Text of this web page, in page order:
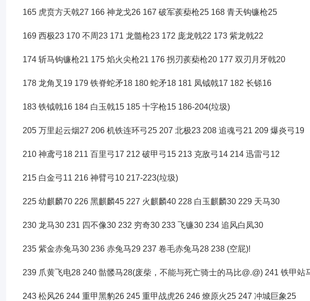
165 虎贲方天戟27 166 神龙戈26 167 破军蒺蔾枪25 168 青天钩镰枪25
169 西极23 170 不周23 171 龙髓枪23 172 庞龙戟22 173 紫龙戟22
174 斩马钩镰枪21 175 焰火尖枪21 176 拐刃蒺蔾枪20 177 双刃月牙戟20
178 龙角叉19 179 铁脊蛇矛18 180 蛇矛18 181 凤钺戟17 182 长铩16
183 铁钺戟16 184 白玉戟15 185 十字枪15 186-204(垃圾)
205 万里起云烟27 206 机铁连环弓25 207 北极23 208 追魂弓21 209 爆炎弓19
210 神鸢弓18 211 百里弓17 212 破甲弓15 213 克敌弓14 214 迅雷弓12
215 白金弓11 216 神臂弓10 217-223(垃圾)
225 幼麒麟70 226 黑麒麟45 227 火麒麟40 228 白玉麒麟30 229 天马30
230 龙马30 231 四不像30 232 穷奇30 233 飞镰30 234 追风白凤30
235 紫金赤兔马30 236 赤兔马29 237 卷毛赤兔马28 238 (空屁)!
239 爪黄飞电28 240 骷髅马28(废柴，不能与死亡骑士的马比@.@) 241 铁甲站
243 松风26 244 重甲黑豹26 245 重甲战虎26 246 燎原火25 247 冲城巨象25